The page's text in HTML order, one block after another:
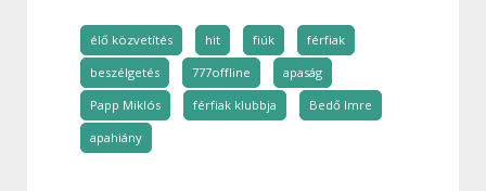
élő közvetítés hit fiúk
férfiak
beszélgetés
777offline
apaság
Papp Miklós
férfiak klubbja
Bedő Imre
apahiány